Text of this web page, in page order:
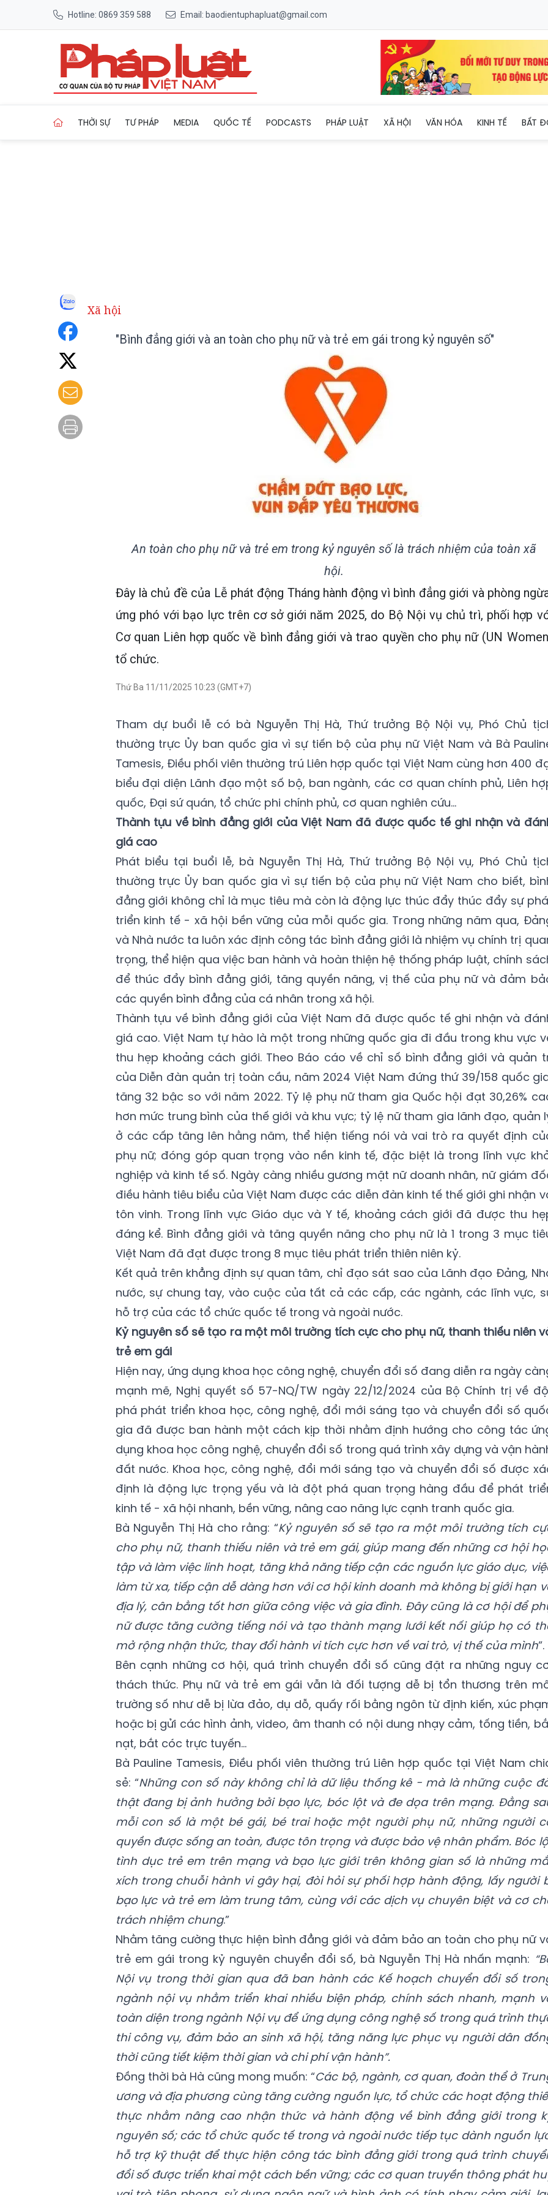
Hotline: 0869 359 588 Email: baodientuphapluat@gmail.com
THỜI SỰ TƯ PHÁP MEDIA QUỐC TẾ PODCASTS PHÁP LUẬT XÃ HỘI VĂN HÓA KINH TẾ BẤT
Xã hội
"Bình đẳng giới và an toàn cho phụ nữ và trẻ em gái trong kỷ nguyên số"
An toàn cho phụ nữ và trẻ em trong kỷ nguyên số là trách nhiệm của toàn xã
hội.
Đây là chủ đề của Lễ phát động Tháng hành động vì bình đẳng giới và phòng
ứng phó với bạo lực trên cơ sở giới năm 2025, do Bộ Nội vụ chủ trì, phối hợp
Cơ quan Liên hợp quốc về bình đẳng giới và trao quyền cho phụ nữ (UN
tổ chức.
Thứ Ba 11/11/2025 10:23 (GMT+7)
Tham dự buổi lễ có bà Nguyễn Thị Hà, Thứ trưởng Bộ Nội vụ, Phó Chủ
thường trực Ủy ban quốc gia vì sự tiến bộ của phụ nữ Việt Nam và Bà
Tamesis, Điều phối viên thường trú Liên hợp quốc tại Việt Nam cùng hơn 400
biểu đại diện Lãnh đạo một số bộ, ban ngành, các cơ quan chính phủ, Liên
quốc, Đại sứ quán, tổ chức phi chính phủ, cơ quan nghiên cứu…
Thành tựu về bình đẳng giới của Việt Nam đã được quốc tế ghi nhận và
giá cao
Phát biểu tại buổi lễ, bà Nguyễn Thị Hà, Thứ trưởng Bộ Nội vụ, Phó Chủ
thường trực Ủy ban quốc gia vì sự tiến bộ của phụ nữ Việt Nam cho biết,
đẳng giới không chỉ là mục tiêu mà còn là động lực thúc đẩy thúc đẩy sự
triển kinh tế - xã hội bền vững của mỗi quốc gia. Trong những năm qua,
và Nhà nước ta luôn xác định công tác bình đẳng giới là nhiệm vụ chính trị
trọng, thể hiện qua việc ban hành và hoàn thiện hệ thống pháp luật, chính
để thúc đẩy bình đẳng giới, tăng quyền năng, vị thế của phụ nữ và đảm
các quyền bình đẳng của cá nhân trong xã hội.
Thành tựu về bình đẳng giới của Việt Nam đã được quốc tế ghi nhận và
giá cao. Việt Nam tự hào là một trong những quốc gia đi đầu trong khu vực
thu hẹp khoảng cách giới. Theo Báo cáo về chỉ số bình đẳng giới và quản
của Diễn đàn quản trị toàn cầu, năm 2024 Việt Nam đứng thứ 39/158 quốc
tăng 32 bậc so với năm 2022. Tỷ lệ phụ nữ tham gia Quốc hội đạt 30,26%
hơn mức trung bình của thế giới và khu vực; tỷ lệ nữ tham gia lãnh đạo, quản
ở các cấp tăng lên hằng năm, thể hiện tiếng nói và vai trò ra quyết định
phụ nữ; đóng góp quan trọng vào nền kinh tế, đặc biệt là trong lĩnh vực
nghiệp và kinh tế số. Ngày càng nhiều gương mặt nữ doanh nhân, nữ giám
điều hành tiêu biểu của Việt Nam được các diễn đàn kinh tế thế giới ghi nhận
tôn vinh. Trong lĩnh vực Giáo dục và Y tế, khoảng cách giới đã được thu
đáng kể. Bình đẳng giới và tăng quyền năng cho phụ nữ là 1 trong 3 mục
Việt Nam đã đạt được trong 8 mục tiêu phát triển thiên niên kỷ.
Kết quả trên khẳng định sự quan tâm, chỉ đạo sát sao của Lãnh đạo Đảng,
nước, sự chung tay, vào cuộc của tất cả các cấp, các ngành, các lĩnh vực,
hỗ trợ của các tổ chức quốc tế trong và ngoài nước.
Kỷ nguyên số sẽ tạo ra một môi trường tích cực cho phụ nữ, thanh thiếu niên
trẻ em gái
Hiện nay, ứng dụng khoa học công nghệ, chuyển đổi số đang diễn ra ngày
mạnh mẽ, Nghị quyết số 57-NQ/TW ngày 22/12/2024 của Bộ Chính trị về
phá phát triển khoa học, công nghệ, đổi mới sáng tạo và chuyển đổi số
gia đã được ban hành một cách kịp thời nhằm định hướng cho công tác
dụng khoa học công nghệ, chuyển đổi số trong quá trình xây dựng và vận
đất nước. Khoa học, công nghệ, đổi mới sáng tạo và chuyển đổi số được
định là động lực trọng yếu và là đột phá quan trọng hàng đầu để phát
kinh tế - xã hội nhanh, bền vững, nâng cao năng lực cạnh tranh quốc gia.
Bà Nguyễn Thị Hà cho rằng: “Kỷ nguyên số sẽ tạo ra một môi trường tích
cho phụ nữ, thanh thiếu niên và trẻ em gái, giúp mang đến những cơ hội
tập và làm việc linh hoạt, tăng khả năng tiếp cận các nguồn lực giáo dục,
làm từ xa, tiếp cận dễ dàng hơn với cơ hội kinh doanh mà không bị giới hạn
địa lý, cân bằng tốt hơn giữa công việc và gia đình. Đây cũng là cơ hội để
nữ được tăng cường tiếng nói và tạo thành mạng lưới kết nối giúp họ có
mở rộng nhận thức, thay đổi hành vi tích cực hơn về vai trò, vị thế của mình”.
Bên cạnh những cơ hội, quá trình chuyển đổi số cũng đặt ra những nguy
thách thức. Phụ nữ và trẻ em gái vẫn là đối tượng dễ bị tổn thương trên
trường số như dễ bị lừa đảo, dụ dỗ, quấy rối bằng ngôn từ định kiến, xúc
hoặc bị gửi các hình ảnh, video, âm thanh có nội dung nhạy cảm, tống tiền,
nạt, bắt cóc trực tuyến…
Bà Pauline Tamesis, Điều phối viên thường trú Liên hợp quốc tại Việt Nam
sẻ: “Những con số này không chỉ là dữ liệu thống kê - mà là những cuộc
thật đang bị ảnh hưởng bởi bạo lực, bóc lột và đe dọa trên mạng. Đằng
mỗi con số là một bé gái, bé trai hoặc một người phụ nữ, những người
quyền được sống an toàn, được tôn trọng và được bảo vệ nhân phẩm. Bóc
tình dục trẻ em trên mạng và bạo lực giới trên không gian số là những
xích trong chuỗi hành vi gây hại, đòi hỏi sự phối hợp hành động, lấy người
bạo lực và trẻ em làm trung tâm, cùng với các dịch vụ chuyên biệt và cơ
trách nhiệm chung.”
Nhằm tăng cường thực hiện bình đẳng giới và đảm bảo an toàn cho phụ nữ
trẻ em gái trong kỷ nguyên chuyển đổi số, bà Nguyễn Thị Hà nhấn mạnh:
Nội vụ trong thời gian qua đã ban hành các Kế hoạch chuyển đổi số
ngành nội vụ nhằm triển khai nhiều biện pháp, chính sách nhanh, mạnh
toàn diện trong ngành Nội vụ để ứng dụng công nghệ số trong quá trình
thi công vụ, đảm bảo an sinh xã hội, tăng năng lực phục vụ người dân
thời cũng tiết kiệm thời gian và chi phí vận hành”.
Đồng thời bà Hà cũng mong muốn: “Các bộ, ngành, cơ quan, đoàn thể ở
ương và địa phương cùng tăng cường nguồn lực, tổ chức các hoạt động
thực nhằm nâng cao nhận thức và hành động về bình đẳng giới trong
nguyên số; các tổ chức quốc tế trong và ngoài nước tiếp tục dành nguồn
hỗ trợ kỹ thuật để thực hiện công tác bình đẳng giới trong quá trình
đổi số được triển khai một cách bền vững; các cơ quan truyền thông phát